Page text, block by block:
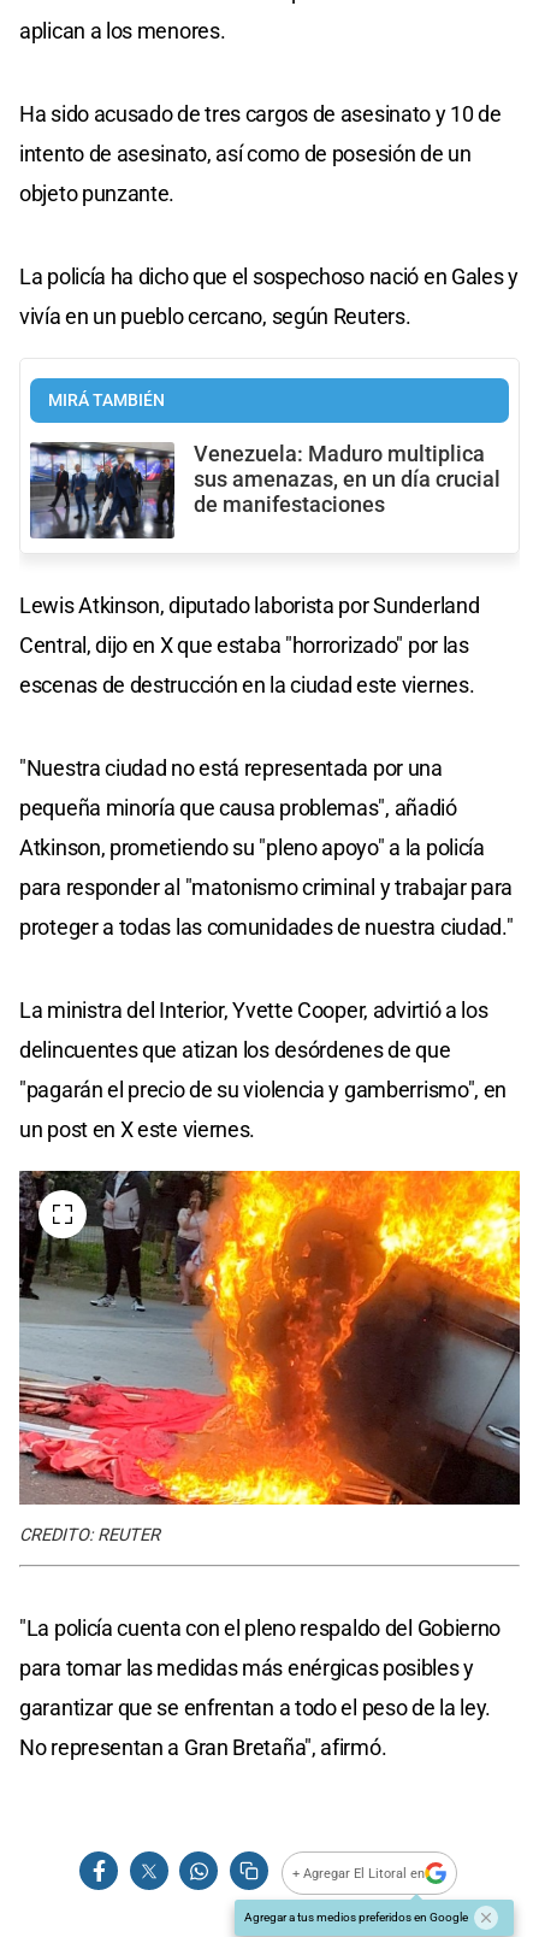
aplican a los menores.
Ha sido acusado de tres cargos de asesinato y 10 de
intento de asesinato, así como de posesión de un
objeto punzante.
La policía ha dicho que el sospechoso nació en Gales y
vivía en un pueblo cercano, según Reuters.
MIRÁ TAMBIÉN
Venezuela: Maduro multiplica
sus amenazas, en un día crucial
de manifestaciones
Lewis Atkinson, diputado laborista por Sunderland
Central, dijo en X que estaba "horrorizado" por las
escenas de destrucción en la ciudad este viernes.
"Nuestra ciudad no está representada por una
pequeña minoría que causa problemas", añadió
Atkinson, prometiendo su "pleno apoyo" a la policía
para responder al "matonismo criminal y trabajar para
proteger a todas las comunidades de nuestra ciudad."
La ministra del Interior, Yvette Cooper, advirtió a los
delincuentes que atizan los desórdenes de que
"pagarán el precio de su violencia y gamberrismo", en
un post en X este viernes.
CREDITO: REUTER
"La policía cuenta con el pleno respaldo del Gobierno
para tomar las medidas más enérgicas posibles y
garantizar que se enfrentan a todo el peso de la ley.
No representan a Gran Bretaña", afirmó.
+ Agregar El Litoral en
Agregar a tus medios preferidos en Google